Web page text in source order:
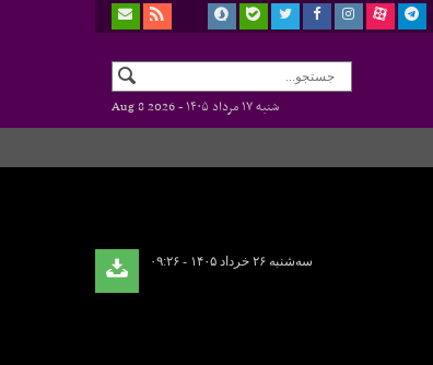
شنبه ۱۷ مرداد ۱۴۰۵ -
Aug 8 2026
سه‌شنبه ۲۶ خرداد ۱۴۰۵ - ۰۹:۲۶